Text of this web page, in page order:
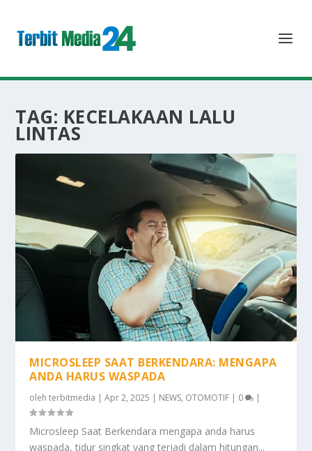
TAG: KECELAKAAN LALU
LINTAS
MICROSLEEP SAAT BERKENDARA: MENGAPA
ANDA HARUS WASPADA
olehterbitmedia |Apr 2, 2025 | NEWS, OTOMOTIF | 0 |
Microsleep Saat Berkendara mengapa anda harus
waspada, tidur singkat yang terjadi dalam hitungan...